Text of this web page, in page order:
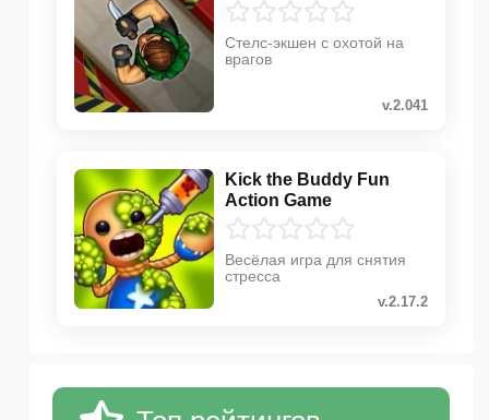
Стелс-экшен с охотой на
врагов
v.2.041
Kick the Buddy Fun
Action Game
Весёлая игра для снятия
стресса
v.2.17.2